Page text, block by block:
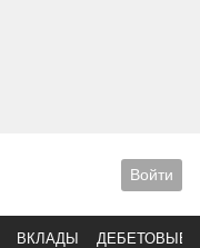
Войти
ВКЛАДЫ ДЕБЕТОВЫЕ